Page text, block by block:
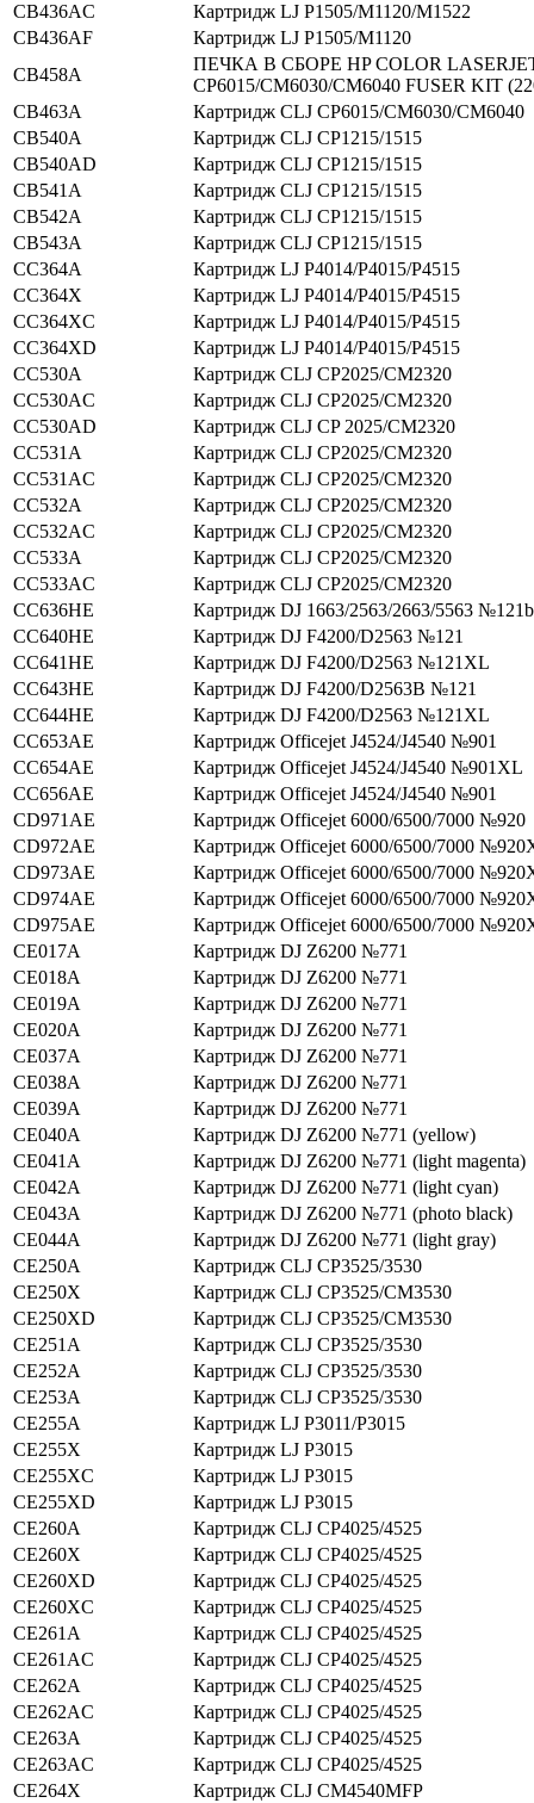
CB436AC
Картридж LJ P1505/M1120/M1522
CB436AF
Картридж LJ P1505/M1120
CB458A
ПЕЧКА В СБОРЕ HP COLOR
CP6015/CM6030/CM6040 FUSER KIT
CB463A
Картридж CLJ CP6015/CM6030/CM6040
CB540A
Картридж CLJ CP1215/1515
CB540AD
Картридж CLJ CP1215/1515
CB541A
Картридж CLJ CP1215/1515
CB542A
Картридж CLJ CP1215/1515
CB543A
Картридж CLJ CP1215/1515
CC364A
Картридж LJ P4014/P4015/P4515
CC364X
Картридж LJ P4014/P4015/P4515
CC364XC
Картридж LJ P4014/P4015/P4515
CC364XD
Картридж LJ P4014/P4015/P4515
CC530A
Картридж CLJ CP2025/CM2320
CC530AC
Картридж CLJ CP2025/CM2320
CC530AD
Картридж CLJ CP 2025/CM2320
CC531A
Картридж CLJ CP2025/CM2320
CC531AC
Картридж CLJ CP2025/CM2320
CC532A
Картридж CLJ CP2025/CM2320
CC532AC
Картридж CLJ CP2025/CM2320
CC533A
Картридж CLJ CP2025/CM2320
CC533AC
Картридж CLJ CP2025/CM2320
CC636HE
Картридж DJ 1663/2563/2663/5563 №121b
CC640HE
Картридж DJ F4200/D2563 №121
CC641HE
Картридж DJ F4200/D2563 №121XL
CC643HE
Картридж DJ F4200/D2563В №121
CC644HE
Картридж DJ F4200/D2563 №121XL
CC653AE
Картридж Officejet J4524/J4540 №901
CC654AE
Картридж Officejet J4524/J4540 №901XL
CC656AE
Картридж Officejet J4524/J4540 №901
CD971AE
Картридж Officejet 6000/6500/7000 №920
CD972AE
Картридж Officejet 6000/6500/7000
CD973AE
Картридж Officejet 6000/6500/7000
CD974AE
Картридж Officejet 6000/6500/7000
CD975AE
Картридж Officejet 6000/6500/7000
CE017A
Картридж DJ Z6200 №771
CE018A
Картридж DJ Z6200 №771
CE019A
Картридж DJ Z6200 №771
CE020A
Картридж DJ Z6200 №771
CE037A
Картридж DJ Z6200 №771
CE038A
Картридж DJ Z6200 №771
CE039A
Картридж DJ Z6200 №771
CE040A
Картридж DJ Z6200 №771 (yellow)
CE041A
Картридж DJ Z6200 №771 (light magenta)
CE042A
Картридж DJ Z6200 №771 (light cyan)
CE043A
Картридж DJ Z6200 №771 (photo black)
CE044A
Картридж DJ Z6200 №771 (light gray)
CE250A
Картридж CLJ CP3525/3530
CE250X
Картридж CLJ CP3525/CM3530
CE250XD
Картридж CLJ CP3525/CM3530
CE251A
Картридж CLJ CP3525/3530
CE252A
Картридж CLJ CP3525/3530
CE253A
Картридж CLJ CP3525/3530
CE255A
Картридж LJ P3011/P3015
CE255X
Картридж LJ P3015
CE255XC
Картридж LJ P3015
CE255XD
Картридж LJ P3015
CE260A
Картридж CLJ CP4025/4525
CE260X
Картридж CLJ CP4025/4525
CE260XD
Картридж CLJ CP4025/4525
CE260XС
Картридж CLJ CP4025/4525
CE261A
Картридж CLJ CP4025/4525
CE261AC
Картридж CLJ CP4025/4525
CE262A
Картридж CLJ CP4025/4525
CE262AC
Картридж CLJ CP4025/4525
CE263A
Картридж CLJ CP4025/4525
CE263AC
Картридж CLJ CP4025/4525
CE264X
Картридж CLJ CM4540MFP